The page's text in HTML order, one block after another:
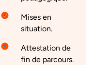
Mises en
situation.
Attestation de
fin de parcours.